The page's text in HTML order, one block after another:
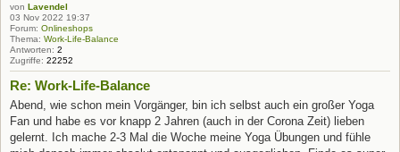
von Lavendel
03 Nov 2022 19:37
Forum: Onlineshops
Thema: Work-Life-Balance
Antworten: 2
Zugriffe: 22252
Re: Work-Life-Balance
Abend, wie schon mein Vorgänger, bin ich selbst auch ein großer Yoga
Fan und habe es vor knapp 2 Jahren (auch in der Corona Zeit) lieben
gelernt. Ich mache 2-3 Mal die Woche meine Yoga Übungen und fühle